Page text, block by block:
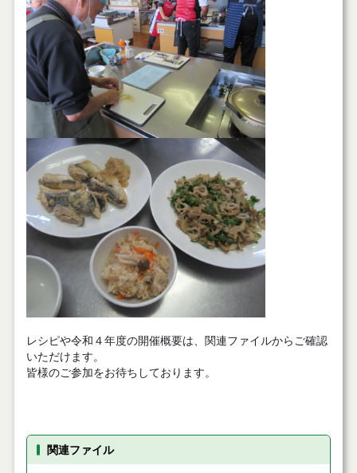
レシピや令和４年度の開催概要は、関連ファイルからご確認
いただけます。
皆様のご参加をお待ちしております。
関連ファイル